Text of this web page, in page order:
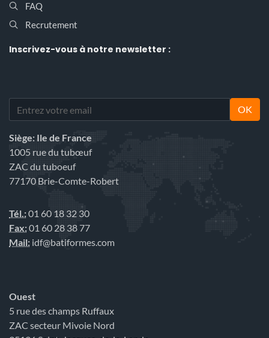
FAQ
Recrutement
Inscrivez-vous à notre newsletter :
OK
Siège: Ile de France
1005 rue du tubœuf
ZAC du tuboeuf
77170 Brie-Comte-Robert
Tél.:01 60 18 32 30
Fax:01 60 28 38 77
Mail: idf@batiformes.com
Ouest
5 rue des champs Ruffaux
ZAC secteur Mivoie Nord